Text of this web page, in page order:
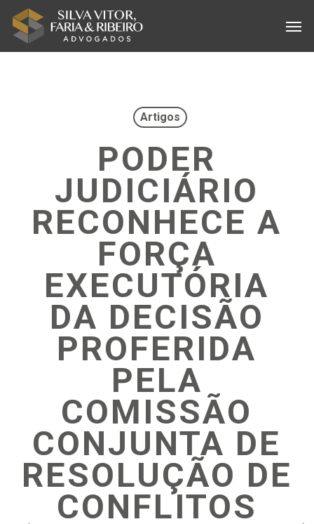
Skip
Artigos
PODER
JUDICIÁRIO
RECONHECE A
FORÇA
EXECUTÓRIA
DA DECISÃO
PROFERIDA
PELA
COMISSÃO
CONJUNTA DE
RESOLUÇÃO DE
CONFLITOS